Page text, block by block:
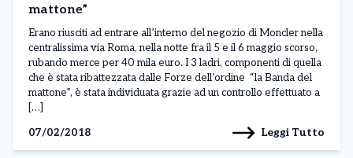
mattone”
Erano riusciti ad entrare all’interno del negozio di Moncler nella
centralissima via Roma, nella notte fra il 5 e il 6 maggio scorso,
rubando merce per 40 mila euro. I 3 ladri, componenti di quella
che è stata ribattezzata dalle Forze dell’ordine “la Banda del
mattone”, è stata individuata grazie ad un controllo effettuato a
[…]
07/02/2018
Leggi Tutto